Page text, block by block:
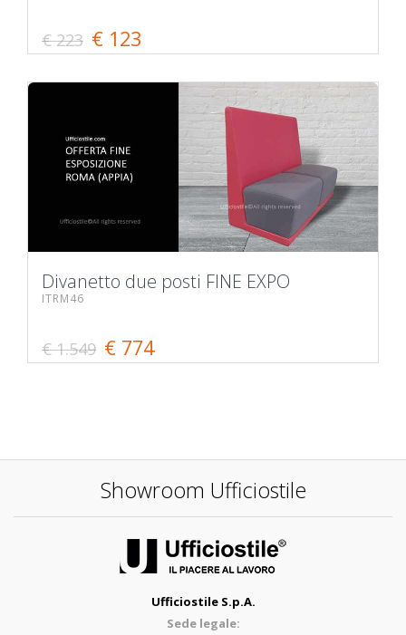
€ 223 € 123
Divanetto due posti FINE EXPO
ITRM46
€ 1.549 € 774
Showroom Ufficiostile
Ufficiostile S.p.A.
Sede legale: